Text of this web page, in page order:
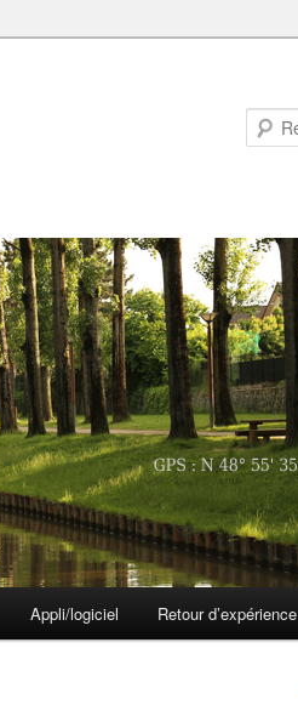
Appli/logiciel Retour d’expérience